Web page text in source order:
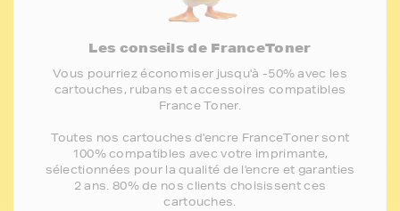
Les conseils de FranceToner
Vous pourriez économiser jusqu'à -50% avec les
cartouches, rubans et accessoires compatibles
France Toner.
Toutes nos cartouches d'encre FranceToner sont
100% compatibles avec votre imprimante,
sélectionnées pour la qualité de l'encre et garanties
2 ans. 80% de nos clients choisissent ces
cartouches.